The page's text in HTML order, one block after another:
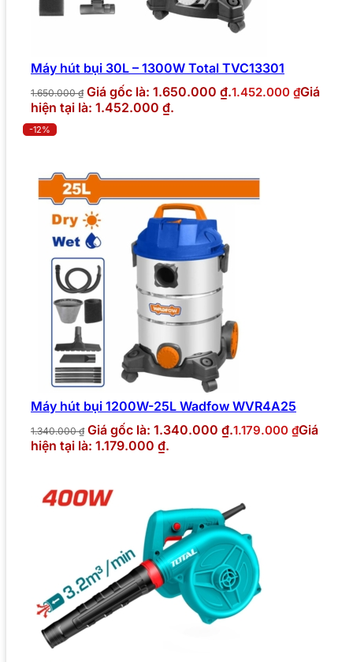
Máy hút bụi 30L – 1300W Total TVC13301
1.650.000₫ Giá gốc là: 1.650.000 ₫.1.452.000 ₫Giá
hiện tại là: 1.452.000 ₫.
-12%
Máy hút bụi 1200W-25L Wadfow WVR4A25
1.340.000₫ Giá gốc là: 1.340.000 ₫.1.179.000 ₫Giá
hiện tại là: 1.179.000 ₫.